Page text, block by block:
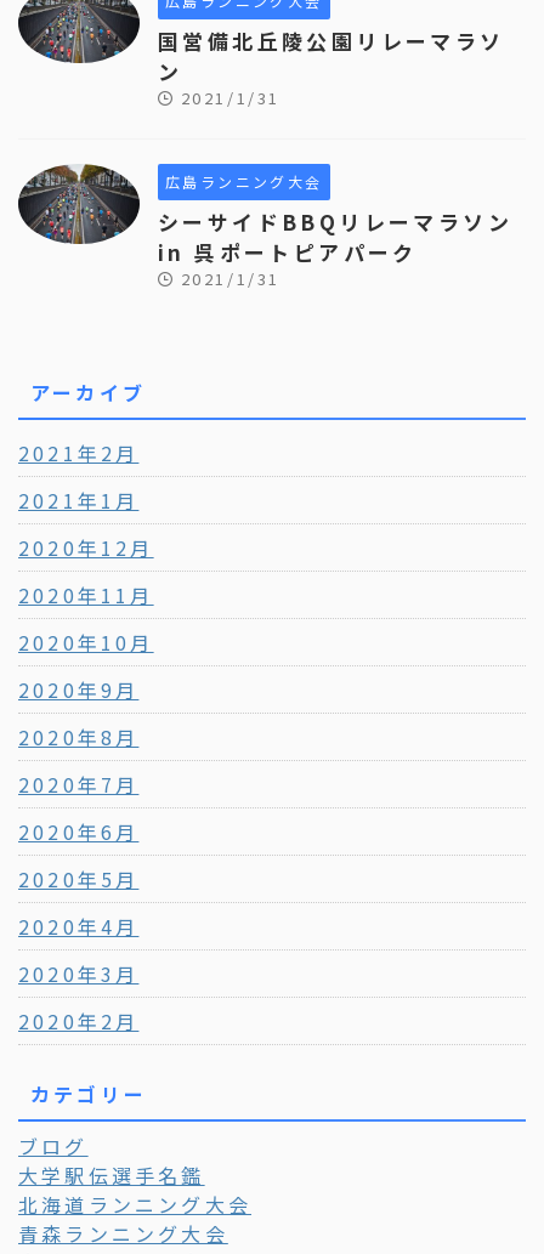
国営備北丘陵公園リレーマラソ
ン
2021/1/31
広島ランニング大会
シーサイドBBQリレーマラソン
in 呉ポートピアパーク
2021/1/31
アーカイブ
2021年2月
2021年1月
2020年12月
2020年11月
2020年10月
2020年9月
2020年8月
2020年7月
2020年6月
2020年5月
2020年4月
2020年3月
2020年2月
カテゴリー
ブログ
大学駅伝選手名鑑
北海道ランニング大会
青森ランニング大会